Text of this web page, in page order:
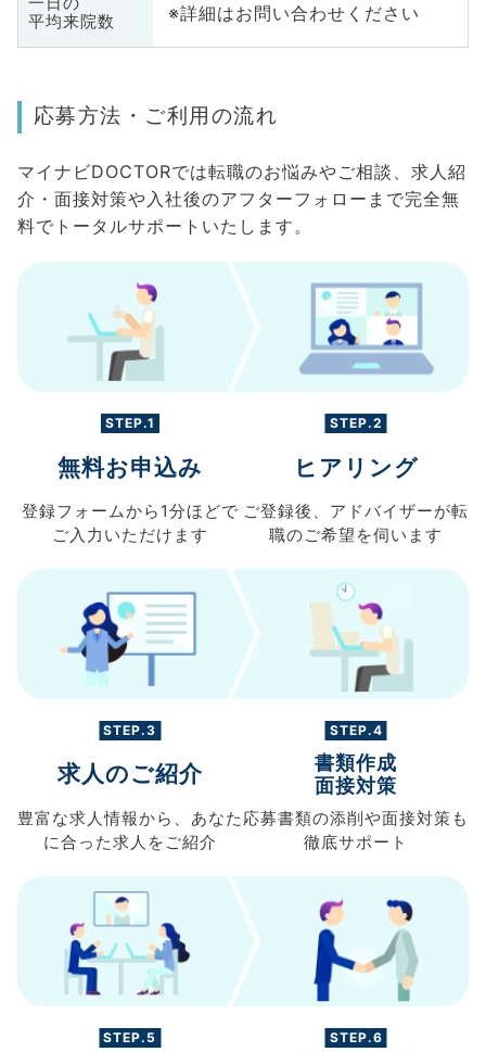
平均来院数
※詳細はお問い合わせください
応募方法・ご利用の流れ
マイナビDOCTORでは転職のお悩みやご相談、求人紹
介・面接対策や入社後のアフターフォローまで完全無
料でトータルサポートいたします。
STEP.1
無料お申込み
登録フォームから 1分ほどで
ご入力 いただけます
STEP.2
ヒアリング
ご登録後、 アドバイザーが転
職のご希望を伺います
STEP.3
求人のご紹介
豊富な求人情報から、 あなた
に合った求人を ご紹介
STEP.4
書類作成
面接対策
応募書類の添削や面接対策も
徹底サポート
STEP.5 STEP.6